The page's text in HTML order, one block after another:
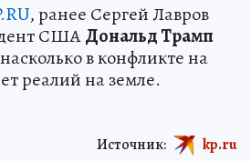
, ранее Сергей Лавров
СШАДональд Трамп
в конфликте на
реалий на земле.
Источник: kp.ru